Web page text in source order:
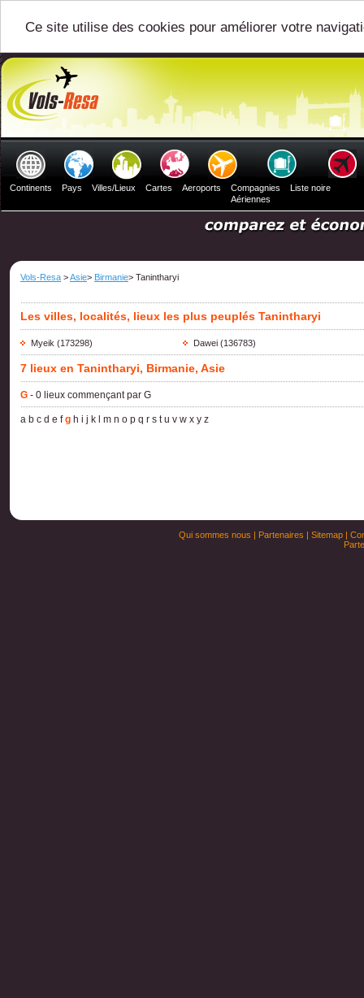
Ce site utilise des cookies pour améliorer votre
Continents Pays Villes/Lieux Cartes Aeroports
Compagnies
Aériennes
Liste noire
Vols-Resa >Asie> Birmanie> Tanintharyi
Les villes, localités, lieux les plus peuplés Tanintharyi
Myeik (173298) Dawei (136783)
7 lieux en Tanintharyi, Birmanie, Asie
G - 0 lieux commençant par G
a b c d e fg h i j k m n o p q r s tu v w x y z
Qui sommes nous | Partenaires | Sitemap|